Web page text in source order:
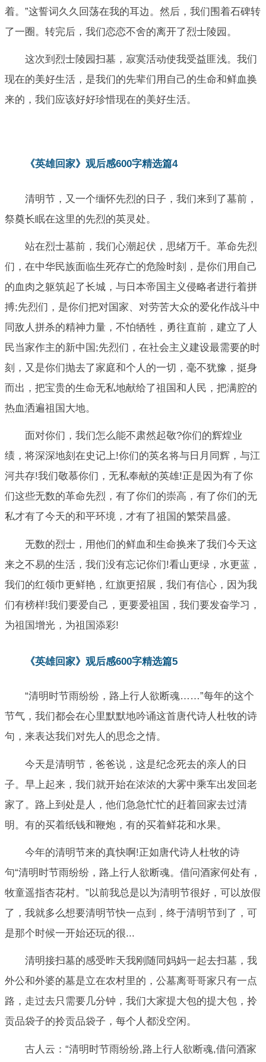
着。”这誓词久久回荡在我的耳边。然后，我们围着石碑转
了一圈。转完后，我们恋恋不舍的离开了烈士陵园。
这次到烈士陵园扫墓，寂寞活动使我受益匪浅。我们
现在的美好生活，是我们的先辈们用自己的生命和鲜血换
来的，我们应该好好珍惜现在的美好生活。
《英雄回家》观后感600字精选篇4
清明节，又一个缅怀先烈的日子，我们来到了墓前，
祭奠长眠在这里的先烈的英灵处。
站在烈士墓前，我们心潮起伏，思绪万千。革命先烈
们，在中华民族面临生死存亡的危险时刻，是你们用自己
的血肉之躯筑起了长城，与日本帝国主义侵略者进行着拼
搏;先烈们，是你们把对国家、对劳苦大众的爱化作战斗中
同敌人拼杀的精神力量，不怕牺牲，勇往直前，建立了人
民当家作主的新中国;先烈们，在社会主义建设最需要的时
刻，又是你们抛去了家庭和个人的一切，毫不犹豫，挺身
而出，把宝贵的生命无私地献给了祖国和人民，把满腔的
热血洒遍祖国大地。
面对你们，我们怎么能不肃然起敬?你们的辉煌业
绩，将深深地刻在史记上!你们的英名将与日月同辉，与江
河共存!我们敬慕你们，无私奉献的英雄!正是因为有了你
们这些无数的革命先烈，有了你们的崇高，有了你们的无
私才有了今天的和平环境，才有了祖国的繁荣昌盛。
无数的烈士，用他们的鲜血和生命换来了我们今天这
来之不易的生活，我们没有忘记你们!看山更绿，水更蓝，
我们的红领巾更鲜艳，红旗更招展，我们有信心，因为我
们有榜样!我们要爱自己，更要爱祖国，我们要发奋学习，
为祖国增光，为祖国添彩!
《英雄回家》观后感600字精选篇5
“清明时节雨纷纷，路上行人欲断魂……”每年的这个
节气，我们都会在心里默默地吟诵这首唐代诗人杜牧的诗
句，来表达我们对先人的思念之情。
今天是清明节，爸爸说，这是纪念死去的亲人的日
子。早上起来，我们就开始在浓浓的大雾中乘车出发回老
家了。路上到处是人，他们急急忙忙的赶着回家去过清
明。有的买着纸钱和鞭炮，有的买着鲜花和水果。
今年的清明节来的真快啊!正如唐代诗人杜牧的诗
句“清明时节雨纷纷，路上行人欲断魂。借问酒家何处有，
牧童遥指杏花村。”以前我总是以为清明节很好，可以放假
了，我就多么想要清明节快一点到，终于清明节到了，可
是那个时候一开始还玩的很...
清明接扫墓的感受昨天我刚随同妈妈一起去扫墓，我
外公和外婆的墓是立在农村里的，公墓离哥哥家只有一点
路，走过去只需要几分钟，我们大家提大包的提大包，拎
贡品袋子的拎贡品袋子，每个人都没空闲。
古人云：“清明时节雨纷纷,路上行人欲断魂,借问酒家